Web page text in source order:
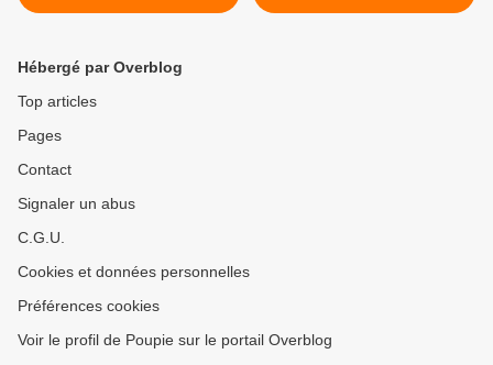
Hébergé par Overblog
Top articles
Pages
Contact
Signaler un abus
C.G.U.
Cookies et données personnelles
Préférences cookies
Voir le profil de Poupie sur le portail Overblog